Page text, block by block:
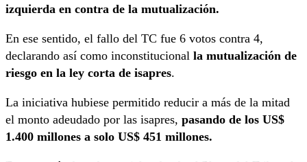
izquierda en contra de la mutualización.
En ese sentido, el fallo del TC fue 6 votos contra 4,
declarando así como inconstitucional la mutualización de
riesgo en la ley corta de isapres.
La iniciativa hubiese permitido reducir a más de la mitad
el monto adeudado por las isapres, pasando de los US$
1.400 millones a solo US$ 451 millones.